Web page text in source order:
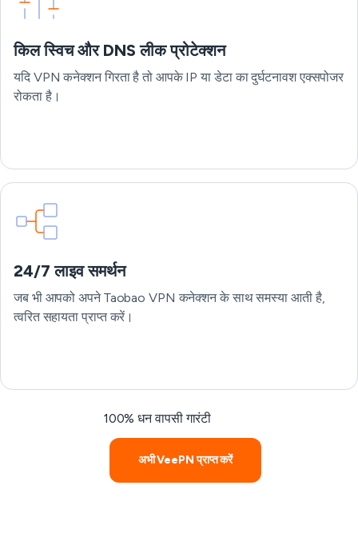
किल स्विच और DNS लीक प्रोटेक्शन
यदि VPN कनेक्शन गिरता है तो आपके IP या डेटा का दुर्घटनावश एक्सपोजर
रोकता है।
24/7 लाइव समर्थन
जब भी आपको अपने Taobao VPN कनेक्शन के साथ समस्या आती है,
त्वरित सहायता प्राप्त करें।
100% धन वापसी गारंटी
अभी VeePN प्राप्त करें